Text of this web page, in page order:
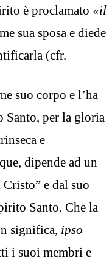
è proclamato «il
sua sposa e diede
(cfr.
suo corpo e l’ha
per la gloria
e
dipende ad un
Cristo” e dal suo
Santo. Che la
significa, ipso
i suoi membri e